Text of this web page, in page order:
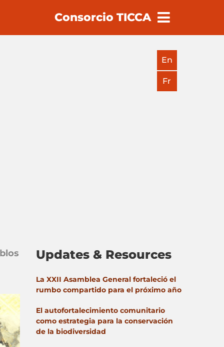
Consorcio TICCA
En
Fr
Updates & Resources
La XXII Asamblea General fortaleció el
rumbo compartido para el próximo año
El autofortalecimiento comunitario
como estrategia para la conservación
de la biodiversidad